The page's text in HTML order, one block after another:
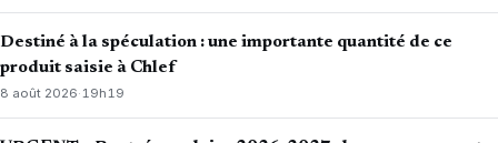
Destiné à la spéculation : une importante quantité de ce
produit saisie à Chlef
8 août 2026·19h19